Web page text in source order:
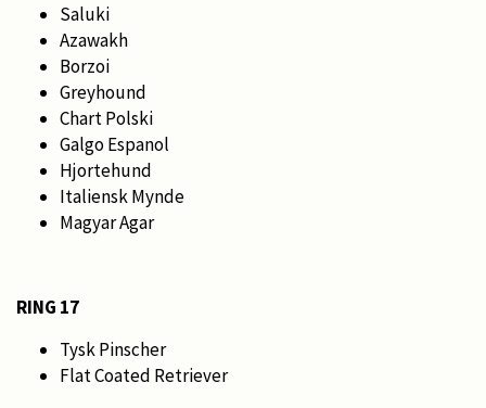
Saluki
Azawakh
Borzoi
Greyhound
Chart Polski
Galgo Espanol
Hjortehund
Italiensk Mynde
Magyar Agar
RING 17
Tysk Pinscher
Flat Coated Retriever